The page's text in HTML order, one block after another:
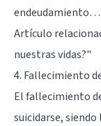
Artículo
nuestras vidas?"
4. Fallecimiento
El fallecimiento
suicidarse, siendo